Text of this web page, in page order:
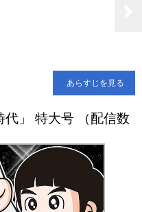
あらすじを見る
」 特大号 （配信数